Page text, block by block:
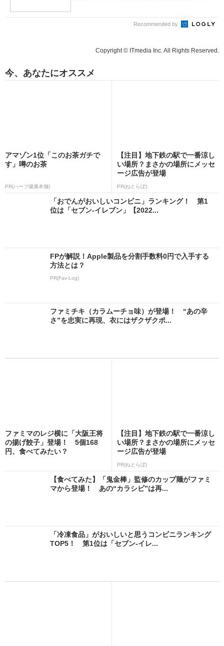
Recommended by
Copyright © ITmedia Inc. All Rights Reserved.
今、あなたにオススメ
アマゾン1位「このお茶ガチで
す」噂のお茶
PR(ハーブ健康本舗)
【注目】地下鉄の駅で一番涼し
い場所？まさかの場所にメッセ
ージ広告が登場
PR(ねとらぼ)
「おでんがおいしいコンビニ」ランキング！ 第1
位は「セブン-イレブン」【2022...
FPが解説！Apple製品を分割手数料0円で入手する
方法とは？
PR(Fav-Log)
ファミチキ（カラムーチョ味）が登場！ “あの辛
さ”を忠実に再現、衣にはザクザクポ...
ファミマのレジ横に「大阪王将
の揚げ餃子」登場！ 5個168
円、食べてみたい？
【注目】地下鉄の駅で一番涼し
い場所？まさかの場所にメッセ
ージ広告が登場
PR(ねとらぼ)
【食べてみた】「鬼金棒」監修のカップ麺がファミ
マから登場！ あの“カラシビ”は再...
「冷凍食品」がおいしいと思うコンビニランキング
TOP5！ 第1位は「セブン-イレ...